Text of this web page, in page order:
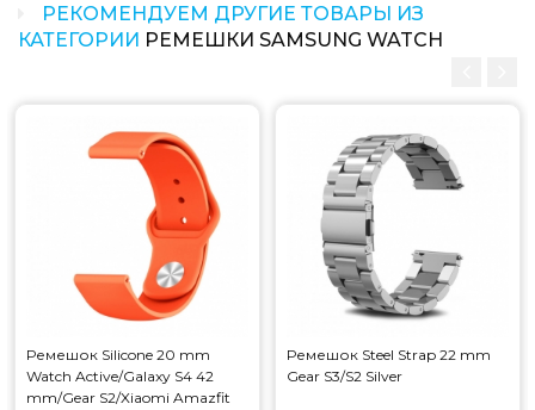
РЕКОМЕНДУЕМ ДРУГИЕ ТОВАРЫ ИЗ
КАТЕГОРИИ РЕМЕШКИ SAMSUNG WATCH
Ремешок Silicone 20 mm
Watch Active/Galaxy S4 42
mm/Gear S2/Xiaomi Amazfit
Ремешок Steel Strap 22 mm
Gear S3/S2 Silver